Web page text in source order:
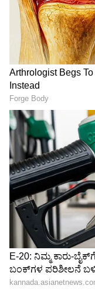
ಸ್ಮಾರ್ಟ್, ಡಿಜಿಟಲ್:
ಸ್ಮಾರ್ಟ್ ಡಿಜಿಟಲ್
ವಿತರಿಸಲಾಗಿದೆ,
ಮತ್ತು
• ದ್ವಿ-ಕ್ರಿಯಾತ್ಮಕ
ದೀಪದೊಂದಿಗೆ EV ಗೆ
ಒದಗಿಸುತ್ತದೆ.
ಪ್ರದರ್ಶಿಸಲು
ಪರಿಚಯಿಸಲಾಗಿದೆ.
• ನೀವು ಕಾರನ್ನು
ಸ್ವರದೊಂದಿಗೆ